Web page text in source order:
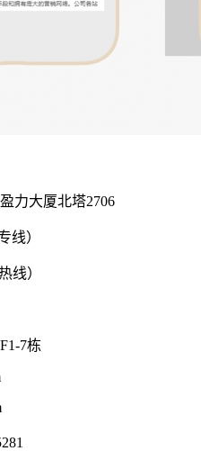
力大厦北塔2706
线）
线）
7栋